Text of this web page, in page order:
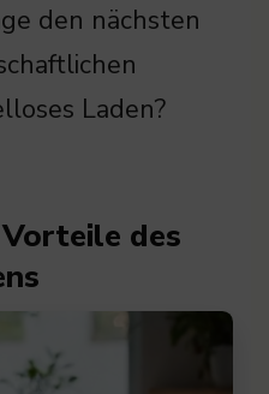
den nächsten
Laden?
des